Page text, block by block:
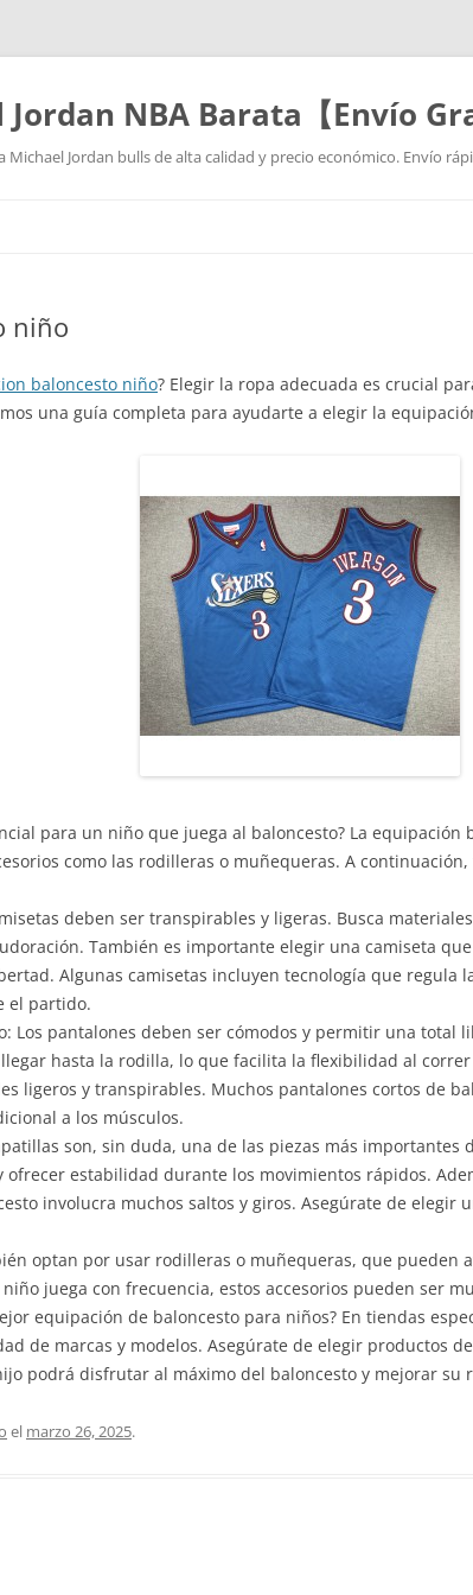
NBA Barata【Envío
Michael Jordan bulls de alta calidad y precio económico. Envío
niño
baloncesto niño? Elegir la ropa adecuada es crucial
una guía completa para ayudarte a elegir la
para un niño que juega al baloncesto? La equipación
como las rodilleras o muñequeras. A
deben ser transpirables y ligeras. Busca
También es importante elegir una camiseta
Algunas camisetas incluyen tecnología que regula
el partido.
Los pantalones deben ser cómodos y permitir una total
hasta la rodilla, lo que facilita la flexibilidad al
ligeros y transpirables. Muchos pantalones cortos de
a los músculos.
son, sin duda, una de las piezas más
estabilidad durante los movimientos rápidos.
involucra muchos saltos y giros. Asegúrate de elegir
optan por usar rodilleras o muñequeras, que pueden
juega con frecuencia, estos accesorios pueden ser
equipación de baloncesto para niños? En tiendas
de marcas y modelos. Asegúrate de elegir productos
podrá disfrutar al máximo del baloncesto y mejorar su
el marzo 26, 2025.